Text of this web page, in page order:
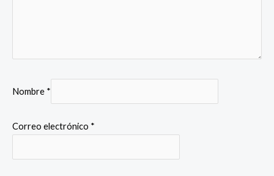
Nombre *
Correo electrónico *